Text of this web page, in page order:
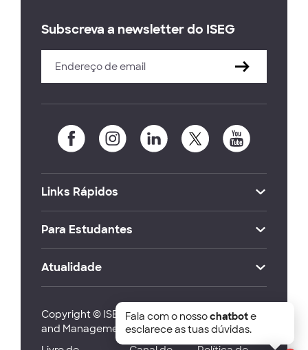
Subscreva a newsletter do ISEG
Links Rápidos
Para Estudantes
Atualidade
Copyright © ISEG Lisbon School of Economics
and Management 2026
Fala com o nossochatbote
esclarece as tuas dúvidas.